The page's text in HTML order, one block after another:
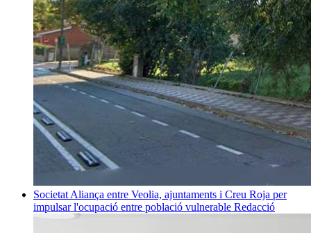
Societat Aliança entre Veolia, ajuntaments i Creu Roja per
impulsar l'ocupació entre població vulnerable Redacció